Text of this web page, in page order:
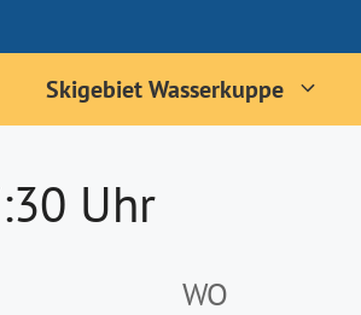
Skigebiet Wasserkuppe
Uhr
WO